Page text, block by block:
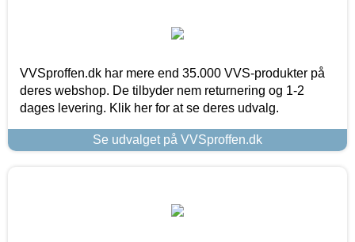
VVSproffen.dk har mere end 35.000 VVS-produkter på
deres webshop. De tilbyder nem returnering og 1-2
dages levering. Klik her for at se deres udvalg.
Se udvalget på VVSproffen.dk